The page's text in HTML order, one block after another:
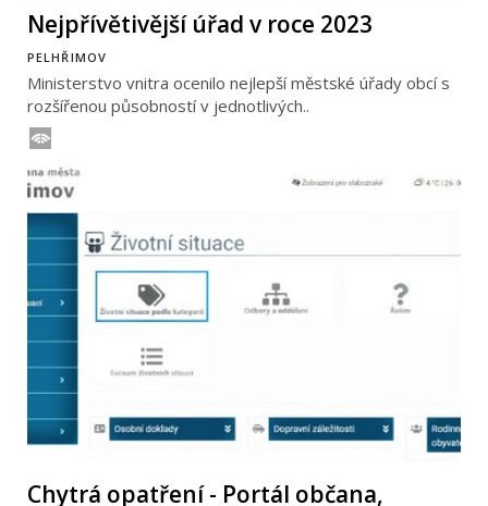
Nejpřívětivější úřad v roce 2023
PELHŘIMOV
Ministerstvo vnitra ocenilo nejlepší městské úřady obcí s
rozšířenou působností v jednotlivých..
Chytrá opatření - Portál občana,